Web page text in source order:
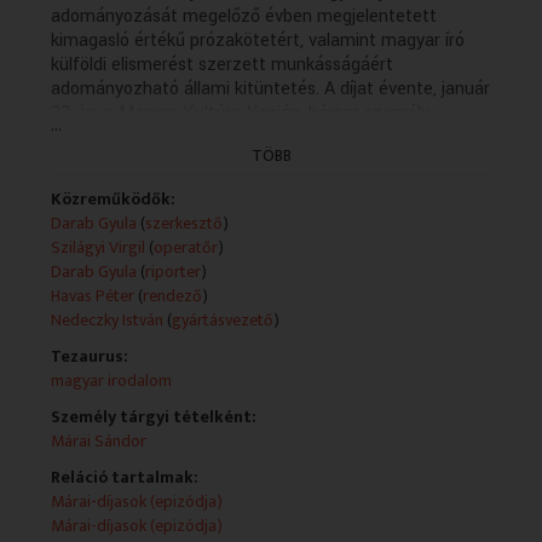
adományozását megelőző évben megjelentetett
kimagasló értékű prózakötetért, valamint magyar író
külföldi elismerést szerzett munkásságáért
adományozható állami kitüntetés. A díjat évente, január
kaphatja, akik közül egynek határon túlinak kell lennie.
- 2011 - Farkas Péter, Majoros Sándor, Pályi András
- 2010 - Kemenes Géfin László, Kemény István, Vathy
Zsuzsa
- 2009 - Békés Pál, Háy János, Molnár Vilmos
(Csíkszereda)
- 2008 - Bogdán László, Darvasi László, Petőcz András
- 2007 - Tóth Krisztina
- 2006 - Berniczky Éva, Dragomán György, Nádas Péter
- 2004 - Kukorelly Endre, Péterfy Gergely
- 2003 - Bordás Győző (Újvidék), Rakovszky Zsuzsa,
Szilágyi István (Kolozsvár)
- 2002 - Bartis Attila, Bálint Tibor (Kolozsvár)
- 2001 - Barnás Ferenc, Esterházy Péter
...
TÖBB
Közreműködők:
Darab Gyula (szerkesztő)
Szilágyi Virgil (operatőr)
Darab Gyula (riporter)
Havas Péter(rendező)
Nedeczky István (gyártásvezető)
Tezaurus:
magyar irodalom
Személy tárgyi tételként:
Márai Sándor
Reláció tartalmak:
Márai-díjasok (epizódja)
Márai-díjasok (epizódja)